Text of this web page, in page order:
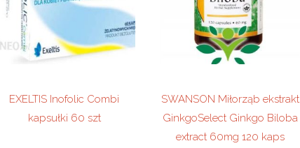
EXELTIS Inofolic Combi
kapsułki 60 szt
SWANSON Miłorząb ekstrakt
GinkgoSelect Ginkgo Biloba
extract 60mg 120 kaps